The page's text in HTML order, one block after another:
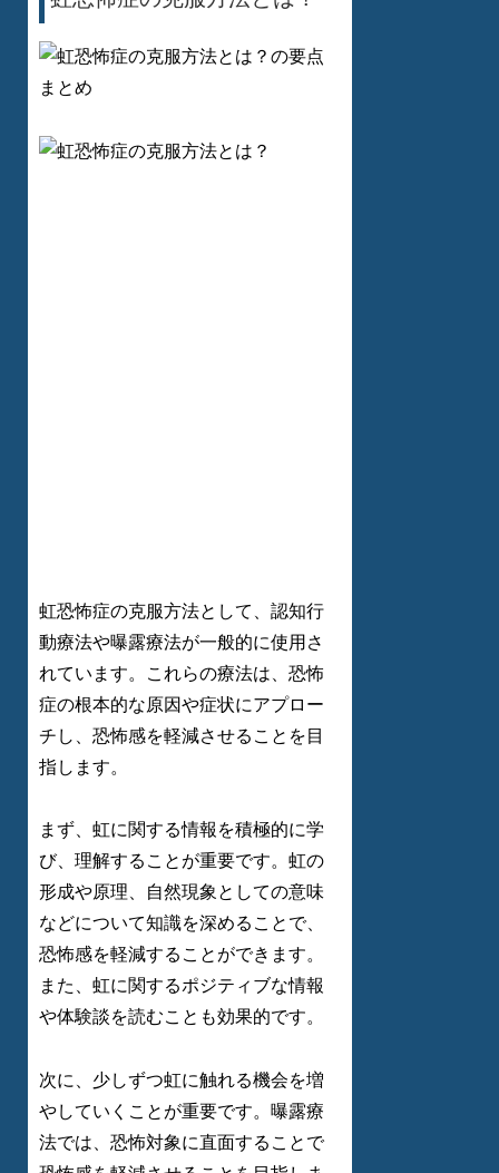
虹恐怖症の克服方法として、認知行
動療法や曝露療法が一般的に使用さ
れています。これらの療法は、恐怖
症の根本的な原因や症状にアプロー
チし、恐怖感を軽減させることを目
指します。
まず、虹に関する情報を積極的に学
び、理解することが重要です。虹の
形成や原理、自然現象としての意味
などについて知識を深めることで、
恐怖感を軽減することができます。
また、虹に関するポジティブな情報
や体験談を読むことも効果的です。
次に、少しずつ虹に触れる機会を増
やしていくことが重要です。曝露療
法では、恐怖対象に直面することで